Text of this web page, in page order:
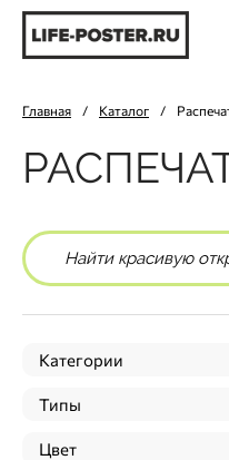
Главная / Каталог /
Категории
Типы
Цвет